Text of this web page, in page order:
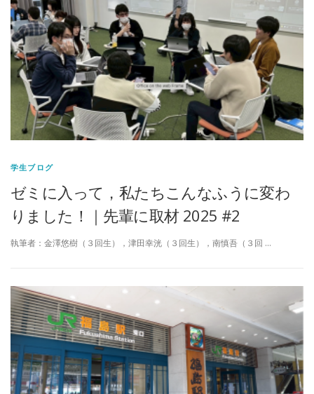
リンク アクセス
学生ブログ
ゼミに入って，私たちこんなふうに変わ
りました！｜先輩に取材 2025 #2
執筆者：金澤悠樹（３回生），津田幸洸（３回生），南慎吾（３回 …